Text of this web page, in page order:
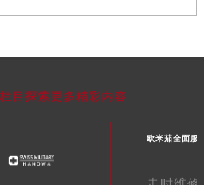
目探索更多精彩内容
欧米茄全面服